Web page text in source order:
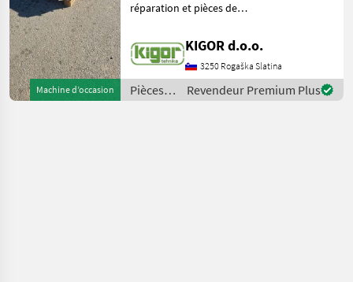
Machine d’occasion
réparation et pièces de
boìtes de vitesseKIGOR d.o.o.
3250 Rogaška Slatina
Pièces
de
Revendeur Premium Plus